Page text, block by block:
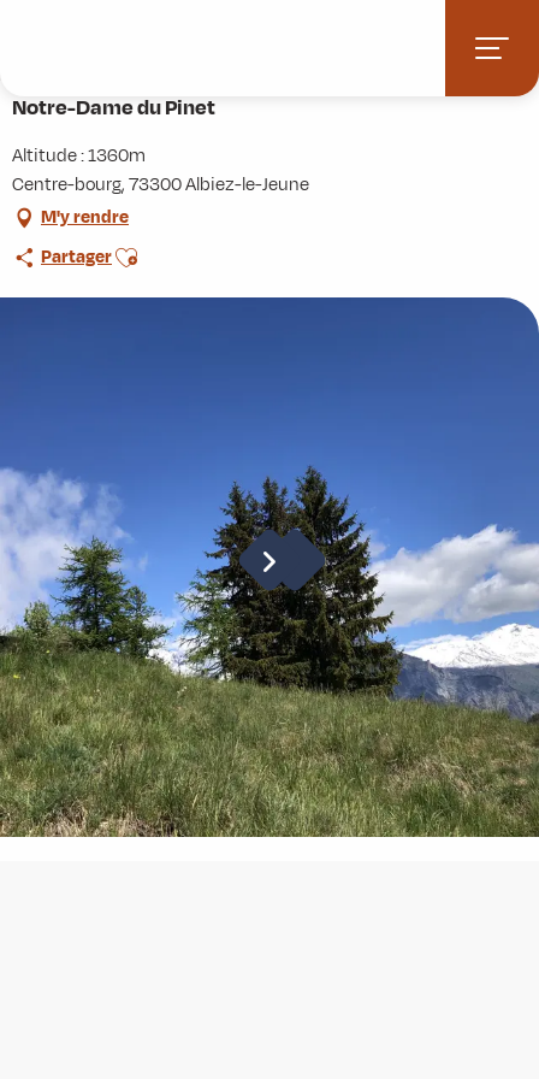
principal
Notre-Dame du Pinet
Altitude : 1360m
Centre-bourg, 73300 Albiez-le-Jeune
M'y rendre
PartagerAjouter aux favoris